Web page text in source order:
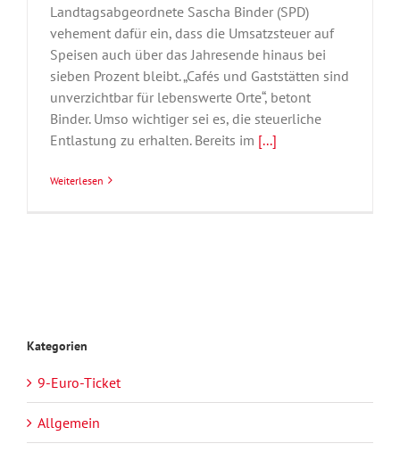
Landtagsabgeordnete Sascha Binder (SPD)
vehement dafür ein, dass die Umsatzsteuer auf
Speisen auch über das Jahresende hinaus bei
sieben Prozent bleibt. „Cafés und Gaststätten sind
unverzichtbar für lebenswerte Orte“, betont
Binder. Umso wichtiger sei es, die steuerliche
Entlastung zu erhalten. Bereits im [...]
Weiterlesen
Kategorien
9-Euro-Ticket
Allgemein